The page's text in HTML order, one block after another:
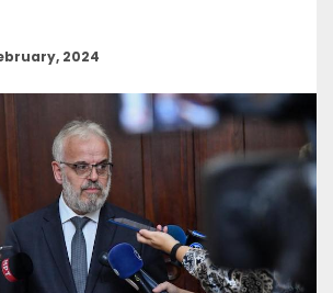
2024